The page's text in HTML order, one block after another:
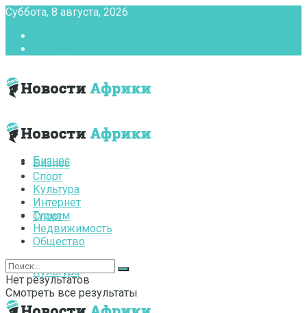
Суббота, 8 августа, 2026
Бизнес
Спорт
Культура
Бизнес
Спорт
Культура
Интернет
Туризм
Недвижимость
Общество
Нет результатов
Смотреть все результаты